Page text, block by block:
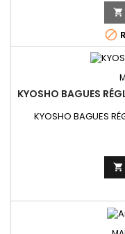


KYOSHO BAGUES
KYOSHO BAGUES
